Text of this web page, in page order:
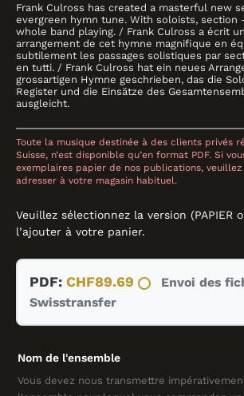
Frank Culross has created a masterful new
evergreen hymn tune. With soloists, section
whole band playing. / Frank Culross a écrit
arrangement de cet hymne magnifique en
subtilement les passages solistiques par
en tutti. / Frank Culross hat ein neues
grossartigen Hymne geschrieben, das die
Register und die Einsätze des
ausgleicht.
Toute la musique destinée à des clients privés
Suisse, n’est disponible qu’en format PDF. Si
exemplaires papier de nos publications, veuillez
adresser à votre magasin habituel.
Veuillez sélectionnez la version (PAPIER
l’ajouter à votre panier.
PDF: CHF89.69
Envoi des
Swisstransfer
Nom de l'ensemble
Vous devez nous transmettre
quantité
de
BRASS
arr.